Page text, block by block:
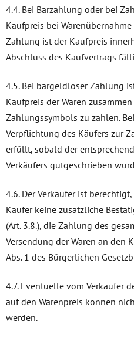
4.4. Bei Barzahlung oder bei
Kaufpreis bei
Zahlung ist der Kaufpreis
Abschluss des Kaufvertrags
4.5. Bei bargeldloser Zahlung
Kaufpreis der Waren
Zahlungssymbols zu zahlen.
Verpflichtung des Käufers zur
erfüllt, sobald der
Verkäufers gutgeschrieben
4.6. Der Verkäufer ist
Käufer keine zusätzliche
(Art. 3.8.), die Zahlung des
Versendung der Waren an den
Abs. 1 des Bürgerlichen
4.7. Eventuelle vom Verkäufer
auf den Warenpreis können
werden.